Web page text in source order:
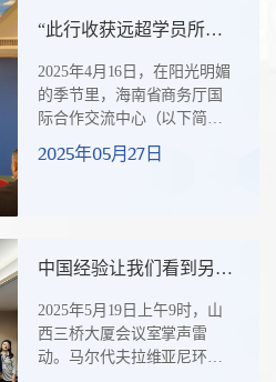
心”）承办的“发展中国家民生
减贫能力建设研修班”。期
间，研修班精心组织考察了
福州茉莉花茶产业、金华佛
手园、安吉竹子产业以及义
察对约翰波尔女士触动很
“此行收获远超学员所求
阿伊卡·乌塔阿图阁下访
谈录
2025年4月16日，在阳光明媚
的季节里，海南省商务厅国
际合作交流中心（以下简称
“海南基地”）迎来了“汤加基
层社区公务员管理研修班”，
汤加驻华特命全权大使陶阿
伊卡·乌塔阿图阁下（H.E.
Mr. Tauaika Utaatu）不顾繁忙
的行程，专程从北京飞到海
南与研修班学员会面，了解
2025年05月27日
中国经验让我们看到另一
2025年5月19日上午9时，山
西三桥大厦会议室掌声雷
动。马尔代夫拉维亚尼环礁